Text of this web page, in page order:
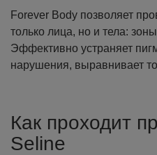
Forever Body позволяет
только лица, но и тела:
Эффективно устраняет
нарушения, выравнивает
Как проходит
Seline